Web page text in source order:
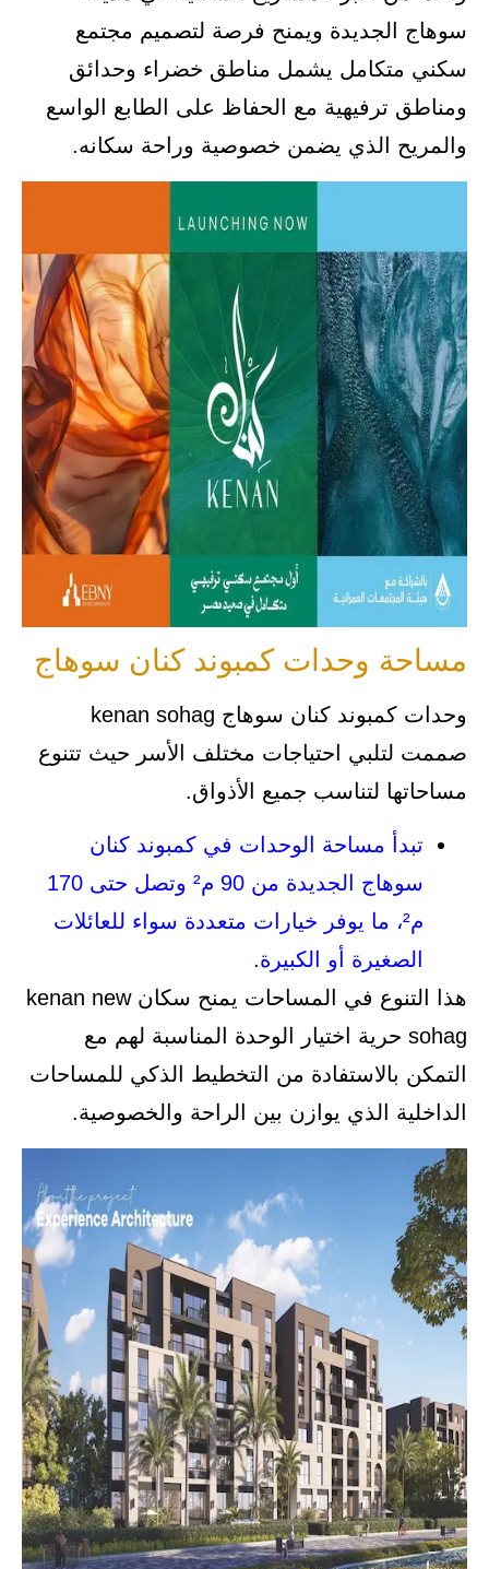
سوهاج الجديدة ويمنح فرصة لتصميم مجتمع
سكني متكامل يشمل مناطق خضراء وحدائق
ومناطق ترفيهية مع الحفاظ على الطابع الواسع
والمريح الذي يضمن خصوصية وراحة سكانه.
مساحة وحدات كمبوند كنان سوهاج
وحدات كمبوند كنان سوهاج kenan sohag
صممت لتلبي احتياجات مختلف الأسر حيث تتنوع
مساحاتها لتناسب جميع الأذواق.
تبدأ مساحة الوحدات في كمبوند كنان
سوهاج الجديدة من 90 م² وتصل حتى 170
م²، ما يوفر خيارات متعددة سواء للعائلات
الصغيرة أو الكبيرة.
هذا التنوع في المساحات يمنح سكان kenan new
sohag حرية اختيار الوحدة المناسبة لهم مع
التمكن بالاستفادة من التخطيط الذكي للمساحات
الداخلية الذي يوازن بين الراحة والخصوصية.